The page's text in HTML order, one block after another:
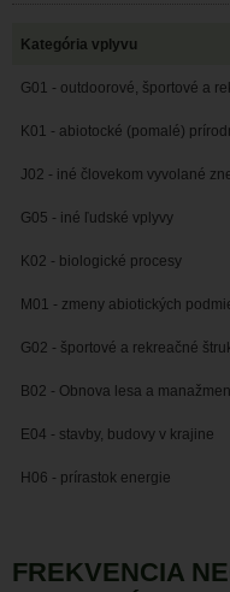
Kategória vplyvu
G01 - outdoorové, športové a
K01 - abiotocké (pomalé)
J02 - iné človekom vyvolané
G05 - iné ľudské vplyvy
K02 - biologické procesy
M01 - zmeny abiotických
G02 - športové a rekreačné
B02 - Obnova lesa a
E04 - stavby, budovy v krajine
H06 - prírastok energie
FREKVENCIA